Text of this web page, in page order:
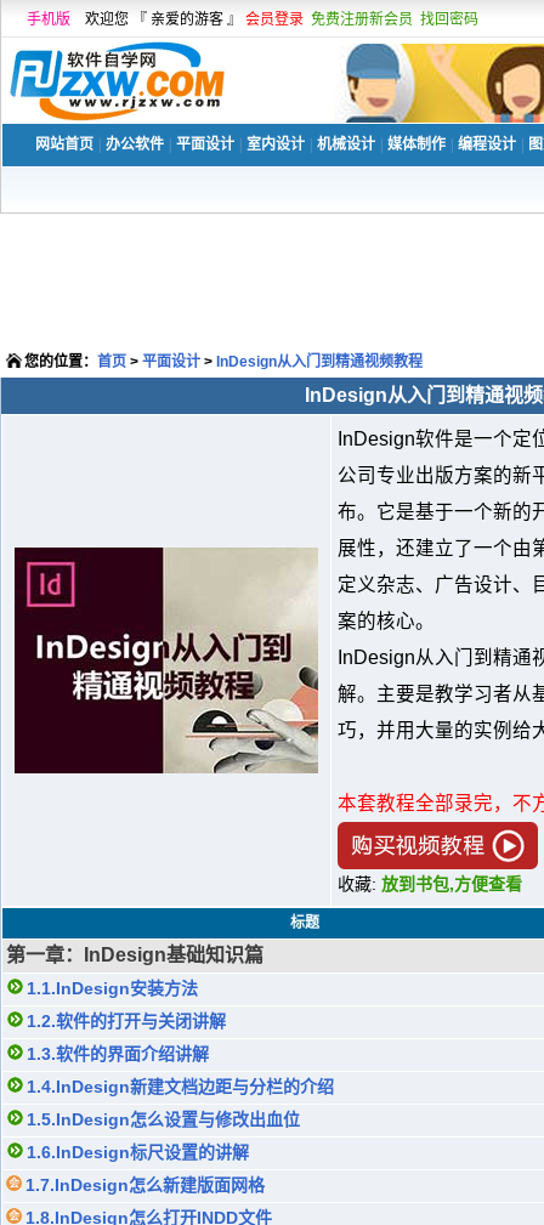
手机版 欢迎您 『 亲爱的游客 』 会员登录 免费注册新会员 找回密码
网站首页 办公软件 平面设计 室内设计 机械设计 媒体制作 编程设计
您的位置： 首页 > 平面设计 > InDesign从入门到精通视频教程
InDesign从入门到精通视
InDesign软件是一个定
公司专业出版方案的新
布。它是基于一个新的
展性，还建立了一个由
定义杂志、广告设计、
案的核心。
InDesign从入门到精通
解。主要是教学习者从
巧，并用大量的实例给
本套教程全部录完，不
收藏: 放到书包,方便查看
标题
第一章：InDesign基础知识篇
1.1.InDesign安装方法
1.2.软件的打开与关闭讲解
1.3.软件的界面介绍讲解
1.4.InDesign新建文档边距与分栏的介绍
1.5.InDesign怎么设置与修改出血位
1.6.InDesign标尺设置的讲解
1.7.InDesign怎么新建版面网格
1.8.InDesign怎么打开INDD文件